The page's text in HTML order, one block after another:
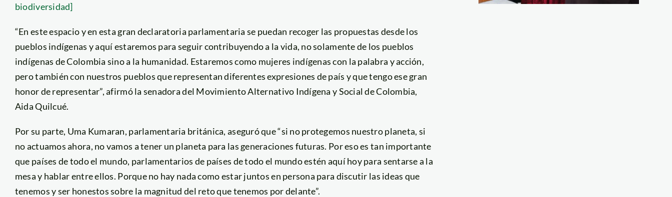
biodiversidad]
“En este espacio y en esta gran declaratoria parlamentaria se puedan recoger las propuestas desde los
pueblos indígenas y aquí estaremos para seguir contribuyendo a la vida, no solamente de los pueblos
indígenas de Colombia sino a la humanidad. Estaremos como mujeres indígenas con la palabra y acción,
pero también con nuestros pueblos que representan diferentes expresiones de país y que tengo ese gran
honor de representar”, afirmó la senadora del Movimiento Alternativo Indígena y Social de Colombia,
Aida Quilcué.
Por su parte, Uma Kumaran, parlamentaria británica, aseguró que “si no protegemos nuestro planeta, si
no actuamos ahora, no vamos a tener un planeta para las generaciones futuras. Por eso es tan importante
que países de todo el mundo, parlamentarios de países de todo el mundo estén aquí hoy para sentarse a la
mesa y hablar entre ellos. Porque no hay nada como estar juntos en persona para discutir las ideas que
tenemos y ser honestos sobre la magnitud del reto que tenemos por delante”.